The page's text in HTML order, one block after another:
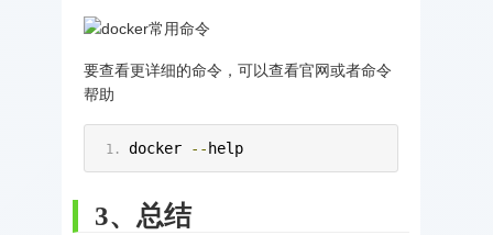
要查看更详细的命令，可以查看官网或者命令
帮助
docker -- help
3、总结